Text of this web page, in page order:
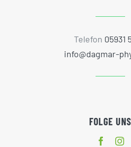
Telefon 05931
info@dagmar-
FOLGE UNS